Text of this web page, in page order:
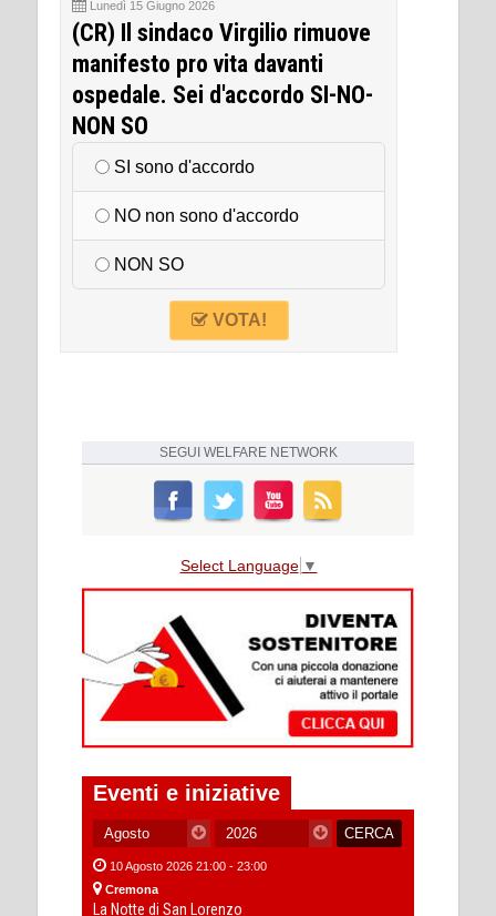
Lunedì 15 Giugno 2026
(CR) Il sindaco Virgilio rimuove
manifesto pro vita davanti
ospedale. Sei d'accordo SI-NO-
NON SO
SI sono d'accordo
NO non sono d'accordo
NON SO
VOTA!
SEGUI WELFARE NETWORK
Select Language ▼
Eventi e iniziative
10 Agosto 2026 21:00 - 23:00
Cremona
La Notte di San Lorenzo